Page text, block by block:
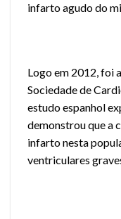
infarto agudo do
Logo em 2012, foi
Sociedade de
estudo espanhol
demonstrou que a
infarto nesta
ventriculares